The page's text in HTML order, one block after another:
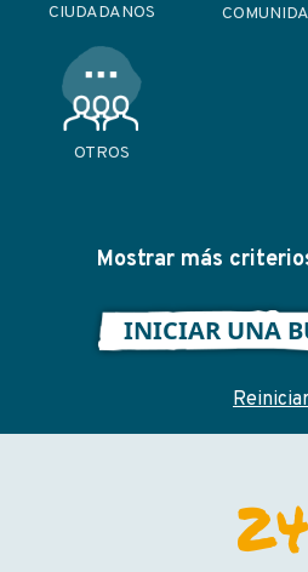
CIUDADANOS
OTROS
Mostrar más
INICIAR UNA
24